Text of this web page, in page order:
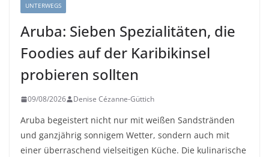
UNTERWEGS
Aruba: Sieben Spezialitäten, die
Foodies auf der Karibikinsel
probieren sollten
09/08/2026 Denise Cézanne-Güttich
Aruba begeistert nicht nur mit weißen Sandstränden
und ganzjährig sonnigem Wetter, sondern auch mit
einer überraschend vielseitigen Küche. Die kulinarische